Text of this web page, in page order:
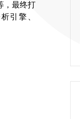
，最终打
引擎、